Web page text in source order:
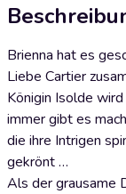
Brienna hat es
Liebe Cartier
Königin Isolde
immer gibt es
die ihre Intrigen
gekrönt …
Als der grausame